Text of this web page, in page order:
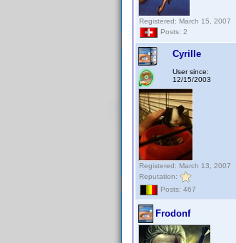
Registered: March 15, 2007
Posts: 2
Cyrille
User since:
12/15/2003
Registered: March 13, 2007
Reputation:
Posts: 467
Frodonf